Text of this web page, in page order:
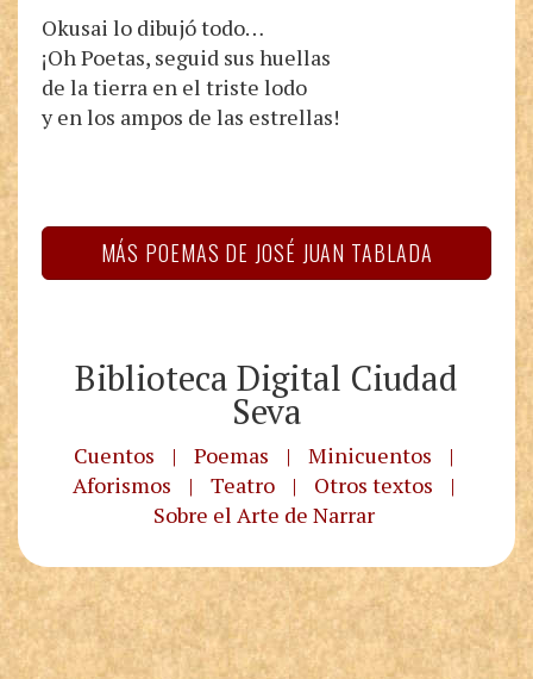
Okusai lo dibujó todo…
¡Oh Poetas, seguid sus huellas
de la tierra en el triste lodo
y en los ampos de las estrellas!
MÁS POEMAS DE JOSÉ JUAN TABLADA
Biblioteca Digital Ciudad
Seva
Cuentos | Poemas | Minicuentos
|
Aforismos
| Teatro | Otros textos
|
Sobre el Arte de Narrar